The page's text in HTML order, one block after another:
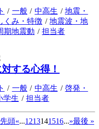
/ 一般 / 中高生 / 地震・
くみ・特徴 / 地震波・地
期地震動 / 担当者
する心得！
/ 一般 / 中高生 / 啓発・
学生 / 担当者
頭«...1213141516...»最後 »